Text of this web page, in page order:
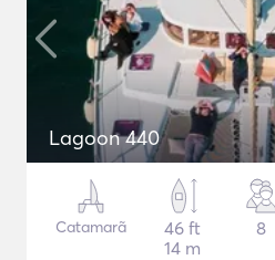
Lagoon 440
Catamarã
46 ft
14 m
8